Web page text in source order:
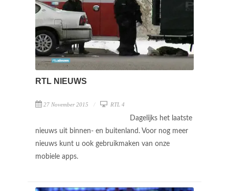
RTL NIEUWS
27 November 2015 RTL 4
Dagelijks het laatste
nieuws uit binnen- en buitenland. Voor nog meer
nieuws kunt u ook gebruikmaken van onze
mobiele apps.